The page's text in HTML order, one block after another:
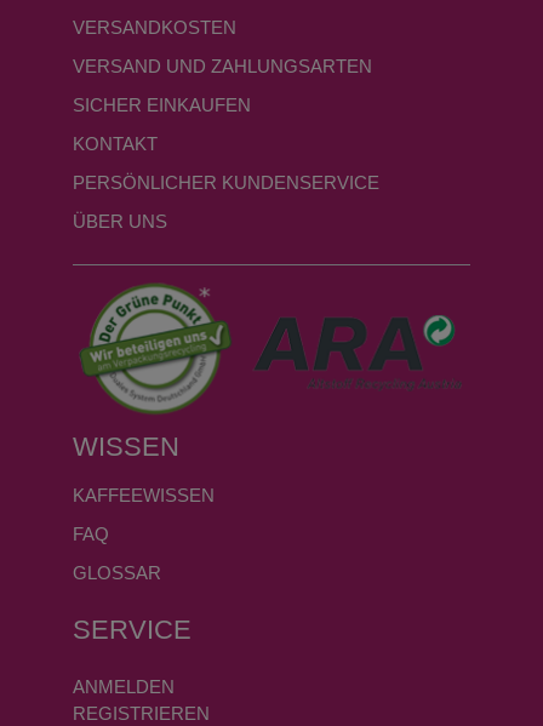
VERSANDKOSTEN
VERSAND UND ZAHLUNGSARTEN
SICHER EINKAUFEN
KONTAKT
PERSÖNLICHER KUNDENSERVICE
ÜBER UNS
WISSEN
KAFFEEWISSEN
FAQ
GLOSSAR
SERVICE
ANMELDEN
REGISTRIEREN